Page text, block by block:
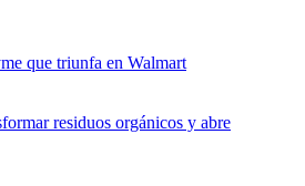
que triunfa en Walmart
residuos orgánicos y abre